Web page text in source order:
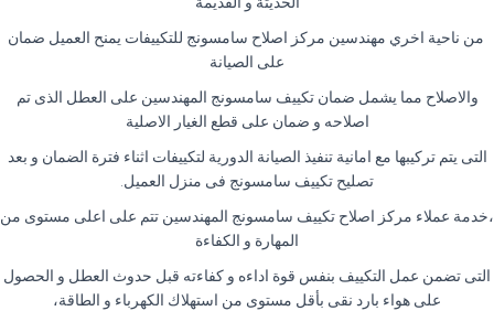
من ناحية اخري مهندسين مركز اصلاح سامسونج للتكييفات يمنح العميل ضمان
على الصيانة
والاصلاح مما يشمل ضمان تكييف سامسونج المهندسين على العطل الذى تم
اصلاحه و ضمان على قطع الغيار الاصلية
التى يتم تركيبها مع امانية تنفيذ الصيانة الدورية لتكييفات اثناء فترة الضمان و بعد
تصليح تكييف سامسونج فى منزل العميل.
،خدمة عملاء مركز اصلاح تكييف سامسونج المهندسين تتم على اعلى مستوى من
المهارة و الكفاءة
التى تضمن عمل التكييف بنفس قوة اداءه و كفاءته قبل حدوث العطل و الحصول
على هواء بارد نقى بأقل مستوى من استهلاك الكهرباء و الطاقة،